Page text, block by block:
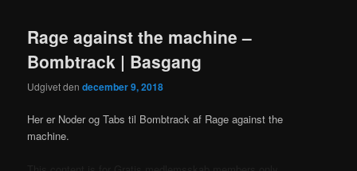
Rage against the machine –
Bombtrack | Basgang
Udgivet dendecember 9, 2018
Her er Noder og Tabs til Bombtrack af Rage against the
machine.